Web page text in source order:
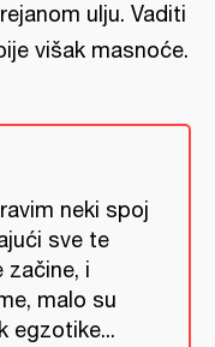
ulju. Vaditi
višak masnoće.
neki spoj
sve te
začine, i
malo su
egzotike...